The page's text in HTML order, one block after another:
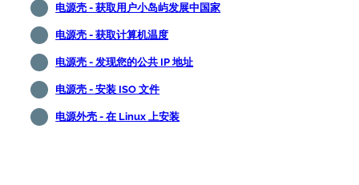
电源壳 - 获取用户小岛屿发展中国家
电源壳 - 获取计算机温度
电源壳 - 发现您的公共 IP 地址
电源壳 - 安装 ISO 文件
电源外壳 - 在 Linux 上安装